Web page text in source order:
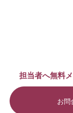
担当者へ無料
お問